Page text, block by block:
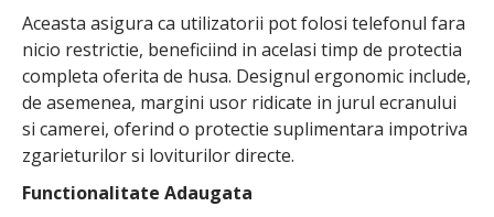
Aceasta asigura ca utilizatorii pot folosi telefonul fara
nicio restrictie, beneficiind in acelasi timp de protectia
completa oferita de husa. Designul ergonomic include,
de asemenea, margini usor ridicate in jurul ecranului
si camerei, oferind o protectie suplimentara impotriva
zgarieturilor si loviturilor directe.
Functionalitate Adaugata